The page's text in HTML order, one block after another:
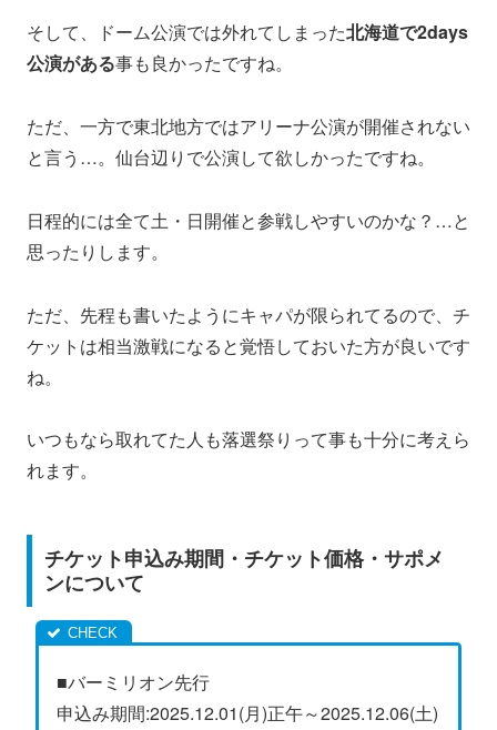
そして、ドーム公演では外れてしまった北海道で2days
公演がある事も良かったですね。
ただ、一方で東北地方ではアリーナ公演が開催されない
と言う…。仙台辺りで公演して欲しかったですね。
日程的には全て土・日開催と参戦しやすいのかな？…と
思ったりします。
ただ、先程も書いたようにキャパが限られてるので、チ
ケットは相当激戦になると覚悟しておいた方が良いです
ね。
いつもなら取れてた人も落選祭りって事も十分に考えら
れます。
チケット申込み期間・チケット価格・サポメ
ンについて
■バーミリオン先行
申込み期間:2025.12.01(月)正午～2025.12.06(土)